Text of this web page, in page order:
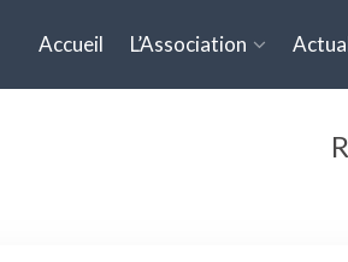
Accueil L’Association